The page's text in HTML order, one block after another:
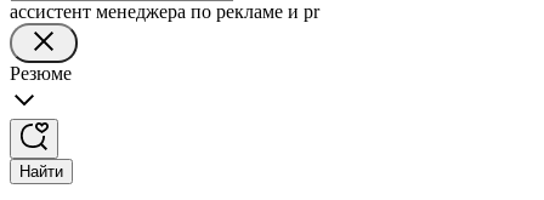
ассистент менеджера по рекламе и pr
Резюме
Найти